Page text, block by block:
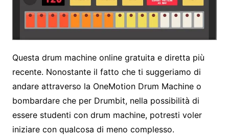
Questa drum machine online gratuita e diretta più
recente. Nonostante il fatto che ti suggeriamo di
andare attraverso la OneMotion Drum Machine o
bombardare che per Drumbit, nella possibilità di
essere studenti con drum machine, potresti voler
iniziare con qualcosa di meno complesso.